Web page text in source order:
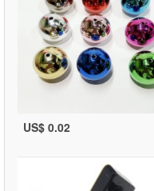
US$ 0.02